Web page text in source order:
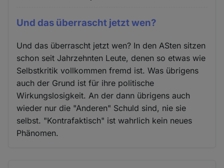
Und das überrascht jetzt wen?
Und das überrascht jetzt wen? In den ASten sitzen
schon seit Jahrzehnten Leute, denen so etwas wie
Selbstkritik vollkommen fremd ist. Was übrigens
auch der Grund ist für ihre politische
Wirkungslosigkeit. An der dann übrigens auch
wieder nur die "Anderen" Schuld sind, nie sie
selbst. "Kontrafaktisch" ist wahrlich kein neues
Phänomen.